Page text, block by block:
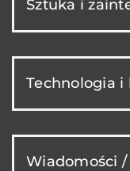
Sztuka i
Technologia
Wiadomości